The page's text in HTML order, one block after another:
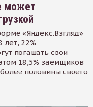
может
«Яндекс.Взгляд»
лет, 22%
погашать свои
18,5% заемщиков
половины своего